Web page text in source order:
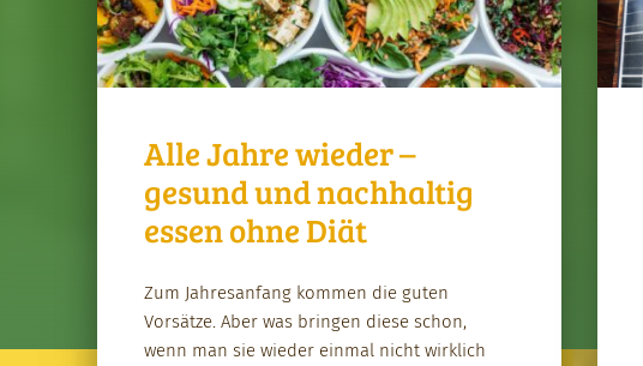
Alle Jahre wieder –
gesund und nachhaltig
essen ohne Diät
Zum Jahre­san­fang kom­men die guten
Vorsätze. Aber was brin­gen diese schon,
wenn man sie wieder ein­mal nicht wirk­lich